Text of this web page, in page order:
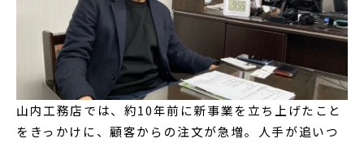
山内工務店では、約10年前に新事業を立ち上げたこと
をきっかけに、顧客からの注文が急増。人手が追いつ